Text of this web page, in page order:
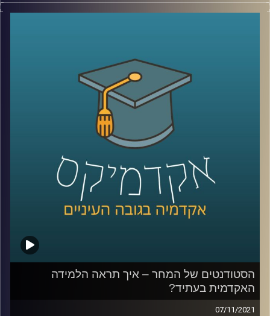
מטעם המכון למדיניות ואסטרטגיה של אוניברסיטת רייכמן
לדבר על הכנס ולהעלות סוגיות אסטרטגיות בהן נדרש לבצע
חשיבה מעמיקה בתחומים השונים: יחסי ישראל ארה"ב, טרור,
לאתר המכון למדיניות ואסטרטגיה –לחצו כאן
קרדיט תמונות:AudioVersity
הסטודנטים של המחר – איך תראה הלמידה
האקדמית בעתיד?
07/11/2021